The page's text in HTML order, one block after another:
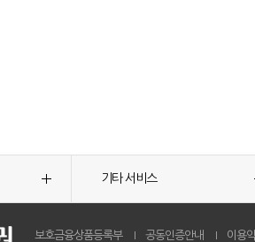
기타 서비스
보호금융상품등록부 공동인증안내 이용